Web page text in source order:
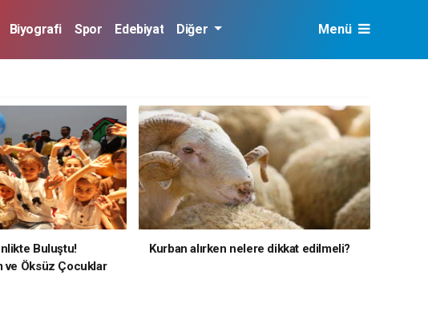
Biyografi Spor Edebiyat Diğer Menü
Buluştu!
ve Öksüz Çocuklar
Kurban alırken nelere dikkat edilmeli?